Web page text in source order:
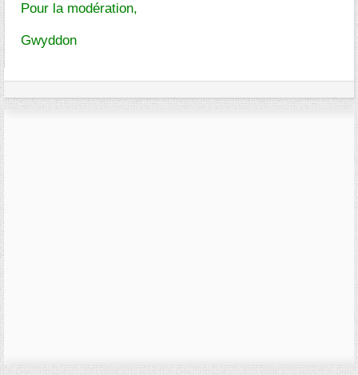
Pour la modération,
Gwyddon